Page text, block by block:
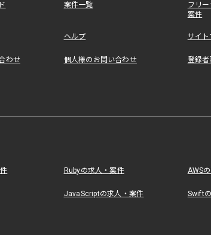
案件一覧
フリ
案件
ヘルプ サイ
わせ 個人様のお問い合わせ 登録者
Rubyの求人・案件 AWS
JavaScriptの求人・案件 Swift